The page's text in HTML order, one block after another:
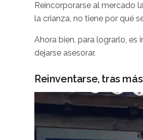
Reincorporarse al mercado
la crianza, no tiene por qué
Ahora bien, para lograrlo,
dejarse asesorar.
Reinventarse, tras